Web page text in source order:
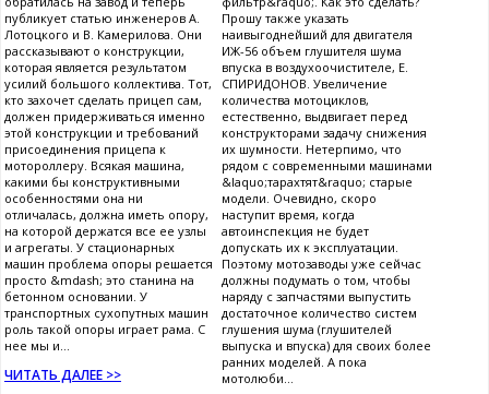
публикует статью инженеров А.
Лотоцкого и В. Камерилова. Они
рассказывают о конструкции,
которая является результатом
усилий большого коллектива. Тот,
кто захочет сделать прицеп сам,
должен придерживаться именно
этой конструкции и требований
присоединения прицепа к
мотороллеру. Всякая машина,
какими бы конструктивными
особенностями она ни
отличалась, должна иметь опору,
на которой держатся все ее узлы
и агрегаты. У стационарных
машин проблема опоры решается
просто &mdash; это станина на
бетонном основании. У
транспортных сухопутных машин
роль такой опоры играет рама. С
нее мы и...
ЧИТАТЬ ДАЛЕЕ >>
Прошу также указать
наивыгоднейший для двигателя
ИЖ-56 объем глушителя шума
впуска в воздухоочистителе, Е.
СПИРИДОНОВ. Увеличение
количества мотоциклов,
естественно, выдвигает перед
конструкторами задачу снижения
их шумности. Нетерпимо, что
рядом с современными машинами
&laquo;тарахтят&raquo; старые
модели. Очевидно, скоро
наступит время, когда
автоинспекция не будет
допускать их к эксплуатации.
Поэтому мотозаводы уже сейчас
должны подумать о том, чтобы
наряду с запчастями выпустить
достаточное количество систем
глушения шума (глушителей
выпуска и впуска) для своих более
ранних моделей. А пока
мотолюби...